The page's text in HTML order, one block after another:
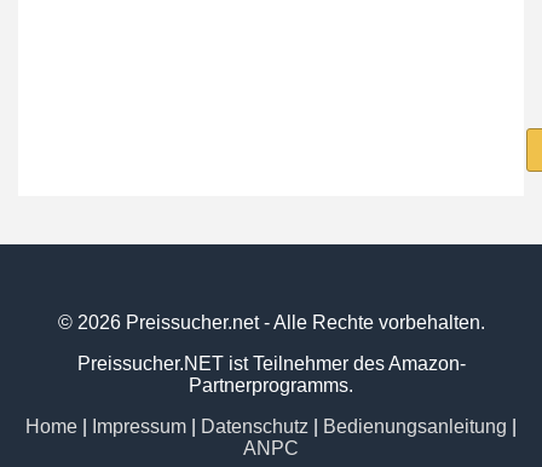
© 2026 Preissucher.net - Alle Rechte vorbehalten.
Preissucher.NET ist Teilnehmer des Amazon-
Partnerprogramms.
Home
Impressum Datenschutz Bedienungsanleitung
ANPC